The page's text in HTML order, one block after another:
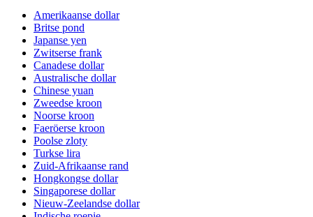
Amerikaanse dollar
Britse pond
Japanse yen
Zwitserse frank
Canadese dollar
Australische dollar
Chinese yuan
Zweedse kroon
Noorse kroon
Faeröerse kroon
Poolse zloty
Turkse lira
Zuid-Afrikaanse rand
Hongkongse dollar
Singaporese dollar
Nieuw-Zeelandse dollar